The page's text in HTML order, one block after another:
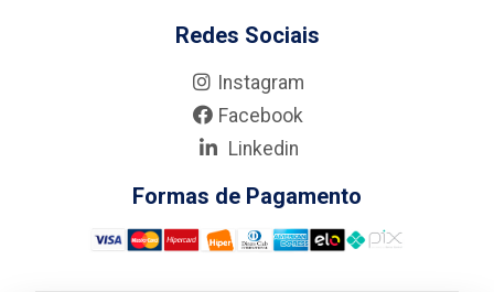
Redes Sociais
Instagram
Facebook
Linkedin
Formas de Pagamento